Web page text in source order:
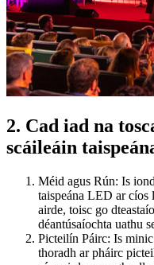
2. Cad iad na
scáileáin
Méid agus Rún: Is
taispeána LED ar cíos
airde, toisc go
déantúsaíochta uathu
Picteilín Páirc: Is
thoradh ar pháirc